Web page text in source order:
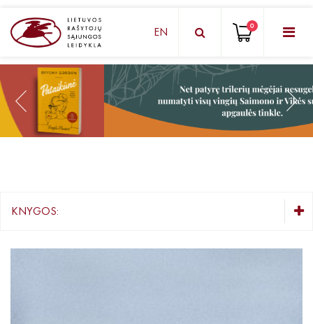
KNYGŲ DĖŽUTĖ - STAIGMENA
Grožinė literatūra
EN 0
KNYGOS: